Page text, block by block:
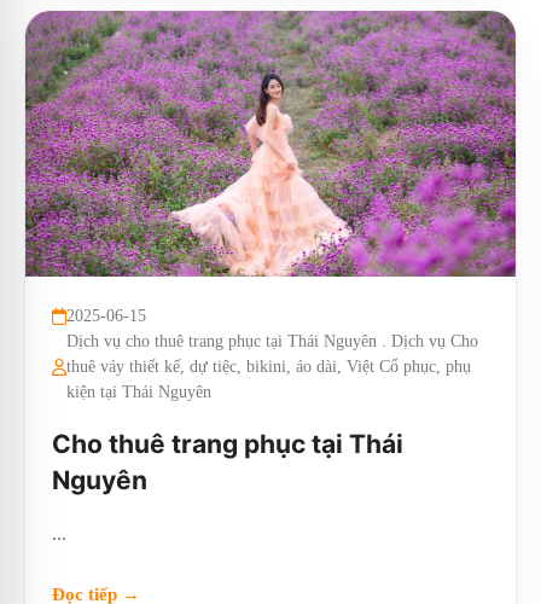
2025-06-15
Dịch vụ cho thuê trang phục tại Thái Nguyên . Dịch vụ Cho
thuê váy thiết kế, dự tiệc, bikini, áo dài, Việt Cổ phục, phụ
kiện tại Thái Nguyên
Cho thuê trang phục tại Thái
Nguyên
...
Đọc tiếp →